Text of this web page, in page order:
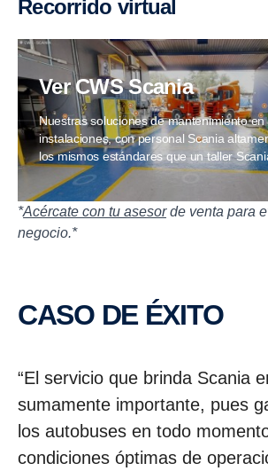
Recorrido virtual
Ver CWS Scania
Nuestras soluciones de mantenimiento en
instalaciones, con personal Scania
los mismos estándares que un taller
*Acércate con tu asesorde venta para
negocio.*
CASO DE ÉXITO
“El servicio que brinda Scania
sumamente importante, pues
los autobuses en todo
condiciones óptimas de